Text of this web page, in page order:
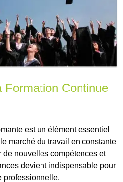
Formation Continue
est un élément essentiel
marché du travail en constante
de nouvelles compétences et
devient indispensable pour
professionnelle.